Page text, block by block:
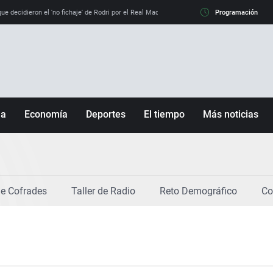
decidieron el 'no fichaje' de Rodri por el Real Madrid y su 'sí' al Barça La llamada
Programación
Economía Deportes
Motor
El tiempo Más noticias
Cultura
Cofrades Taller de Radio Reto Demográfico